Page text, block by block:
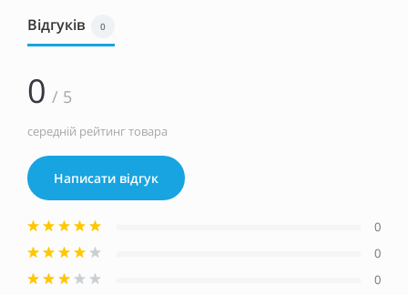
Відгуків 0
0 / 5
середній рейтинг товара
Написати відгук
0
0
0